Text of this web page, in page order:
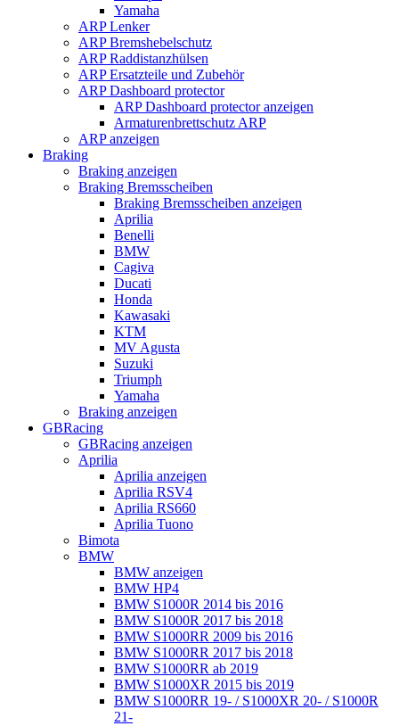
Yamaha
ARP Lenker
ARP Bremshebelschutz
ARP Raddistanzhülsen
ARP Ersatzteile und Zubehör
ARP Dashboard protector
ARP Dashboard protector anzeigen
Armaturenbrettschutz ARP
ARP anzeigen
Braking
Braking anzeigen
Braking Bremsscheiben
Braking Bremsscheiben anzeigen
Aprilia
Benelli
BMW
Cagiva
Ducati
Honda
Kawasaki
KTM
MV Agusta
Suzuki
Triumph
Yamaha
Braking anzeigen
GBRacing
GBRacing anzeigen
Aprilia
Aprilia anzeigen
Aprilia RSV4
Aprilia RS660
Aprilia Tuono
Bimota
BMW
BMW anzeigen
BMW HP4
BMW S1000R 2014 bis 2016
BMW S1000R 2017 bis 2018
BMW S1000RR 2009 bis 2016
BMW S1000RR 2017 bis 2018
BMW S1000RR ab 2019
BMW S1000XR 2015 bis 2019
BMW S1000RR 19- / S1000XR 20- / S1000R
21-